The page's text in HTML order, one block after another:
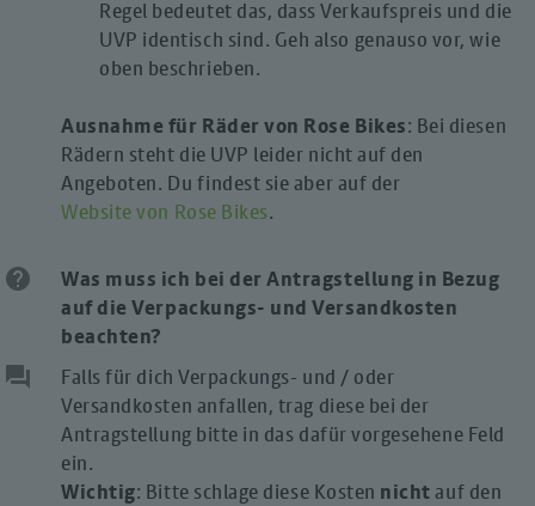
Regel bedeutet das, dass Verkaufspreis und die
UVP identisch sind. Geh also genauso vor, wie
oben beschrieben.
Ausnahme für Räder von Rose Bikes: Bei diesen
Rädern steht die UVP leider nicht auf den
Angeboten. Du findest sie aber auf der
Website von Rose Bikes.
help
Was muss ich bei der Antragstellung in Bezug
auf die Verpackungs- und Versandkosten
beachten?
question_answer
Falls für dich Verpackungs- und / oder
Versandkosten anfallen, trag diese bei der
Antragstellung bitte in das dafür vorgesehene Feld
ein.
Wichtig: Bitte schlage diese Kosten nichtauf den